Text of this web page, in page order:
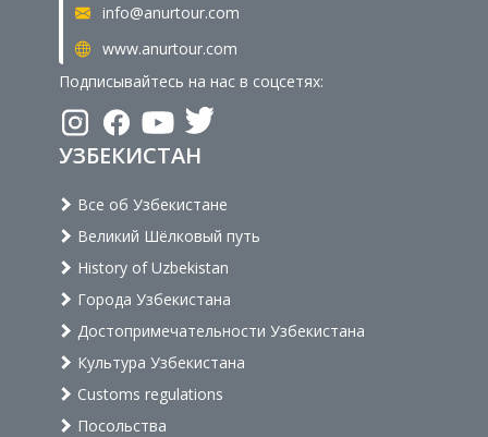
info@anurtour.com
www.anurtour.com
Подписывайтесь на нас в соцсетях:
УЗБЕКИСТАН
Все об Узбекистане
Великий Шёлковый путь
History of Uzbekistan
Города Узбекистана
Достопримечательности Узбекистана
Культура Узбекистана
Customs regulations
Посольства